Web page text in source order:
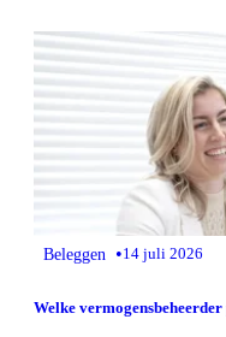
Beleggen •14 juli 2026
Welke